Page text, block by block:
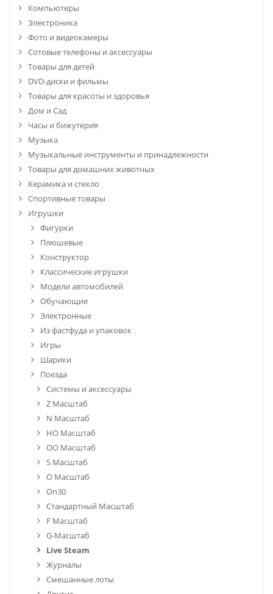
Компьютеры
Электроника
Фото и видеокамеры
Сотовые телефоны и аксессуары
Товары для детей
DVD-диски и фильмы
Товары для красоты и здоровья
Дом и Сад
Часы и бижутерия
Музыка
Музыкальные инструменты и принадлежности
Товары для домашних животных
Керамика и стекло
Спортивные товары
Игрушки
Фигурки
Плюшевые
Конструктор
Классические игрушки
Модели автомобилей
Обучающие
Электронные
Из фастфуда и упаковок
Игры
Шарики
Поезда
Системы и аксессуары
Z Масштаб
N Масштаб
HO Масштаб
ОО Масштаб
S Масштаб
О Масштаб
On30
Стандартный Масштаб
F Масштаб
G-Масштаб
Live Steam
Журналы
Смешанные лоты